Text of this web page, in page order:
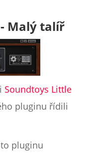
Malý talíř
Soundtoys Little
pluginu řídili
pluginu